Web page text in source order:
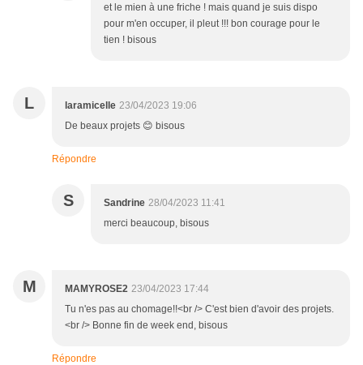
et le mien à une friche ! mais quand je suis dispo
pour m'en occuper, il pleut !!! bon courage pour le
tien ! bisous
L laramicelle 23/04/2023 19:06
De beaux projets 😊 bisous
Répondre
S Sandrine 28/04/2023 11:41
merci beaucoup, bisous
M MAMYROSE2 23/04/2023 17:44
Tu n'es pas au chomage!!<br /> C'est bien d'avoir des projets.
<br /> Bonne fin de week end, bisous
Répondre